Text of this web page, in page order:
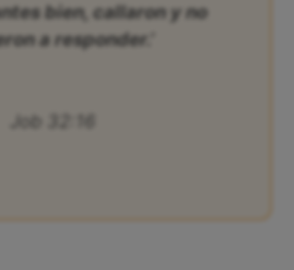
bien, callaron y no
a responder.’
Job 32:16